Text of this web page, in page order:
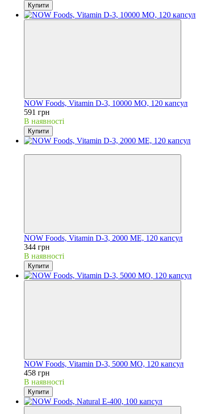
Купити
NOW Foods, Vitamin D-3, 10000 МО, 120 капсул
591 грн
В наявності
Купити
NOW Foods, Vitamin D-3, 2000 МЕ, 120 капсул
344 грн
В наявності
Купити
NOW Foods, Vitamin D-3, 5000 МО, 120 капсул
458 грн
В наявності
Купити